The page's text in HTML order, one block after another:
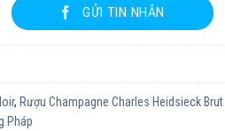
GỬI TIN NHẮN
, Rượu Champagne Charles Heidsieck Brut
Pháp